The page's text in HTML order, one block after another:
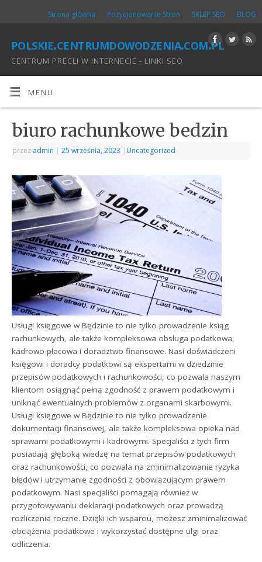
Strona główna Pozycjonowanie Stron SKLEP SEO BLOG
polskie.centrumdowodzenia.com.pl
CENTRUM PRECLI W INTERNECIE - LINKI SEO
MENU
biuro rachunkowe bedzin
przez admin | 25 września, 2023 | Uncategorized
Usługi księgowe w Będzinie to nie tylko prowadzenie ksiąg
rachunkowych, ale także kompleksowa obsługa podatkowa,
kadrowo-płacowa i doradztwo finansowe. Nasi doświadczeni
księgowi i doradcy podatkowi są ekspertami w dziedzinie
przepisów podatkowych i rachunkowości, co pozwala naszym
klientom osiągnąć pełną zgodność z prawem podatkowym i
uniknąć ewentualnych problemów z organami skarbowymi.
Usługi księgowe w Będzinie to nie tylko prowadzenie
dokumentacji finansowej, ale także kompleksowa opieka nad
sprawami podatkowymi i kadrowymi. Specjaliści z tych firm
posiadają głęboką wiedzę na temat przepisów podatkowych
oraz rachunkowości, co pozwala na zminimalizowanie ryzyka
błędów i utrzymanie zgodności z obowiązującym prawem
podatkowym. Nasi specjaliści pomagają również w
przygotowywaniu deklaracji podatkowych oraz prowadzą
rozliczenia roczne. Dzięki ich wsparciu, możesz zminimalizować
obciążenia podatkowe i wykorzystać dostępne ulgi oraz
odliczenia.